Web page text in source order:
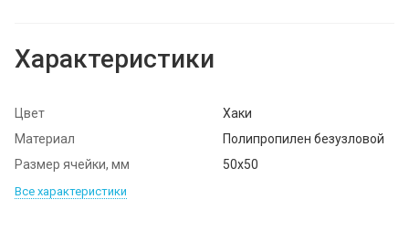
Характеристики
Цвет
Хаки
Материал
Полипропилен безузловой
Размер ячейки, мм
50х50
Все характеристики